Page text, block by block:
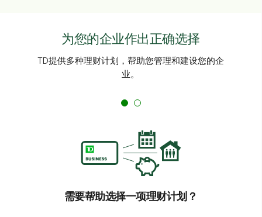
为您的企业作出正确选择
TD提供多种理财计划，帮助您管理和建设您的企
业。
需要帮助选择一项理财计划？